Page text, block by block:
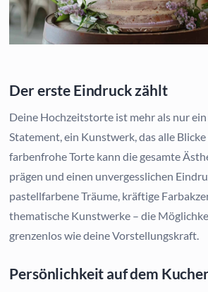
Der erste Eindruck zählt
Deine Hochzeitstorte ist mehr als nur
Statement, ein Kunstwerk, das alle
farbenfrohe Torte kann die gesamte
prägen und einen unvergesslichen
pastellfarbene Träume, kräftige
thematische Kunstwerke – die
grenzenlos wie deine Vorstellungskraft.
Persönlichkeit auf dem